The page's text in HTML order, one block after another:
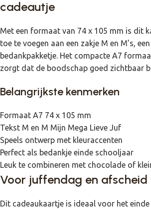
cadeautje
Met een formaat van 74 x 105 mm is dit
toe te voegen aan een zakje M en M’s,
bedankpakketje. Het compacte A7
zorgt dat de boodschap goed zichtbaar
Belangrijkste kenmerken
Formaat A7 74 x 105 mm
Tekst M en M Mijn Mega Lieve Juf
Speels ontwerp met kleuraccenten
Perfect als bedankje einde schooljaar
Leuk te combineren met chocolade of
Voor juffendag en
Dit cadeaukaartje is ideaal voor het